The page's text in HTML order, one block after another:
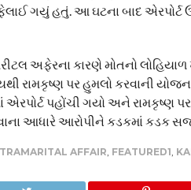
ગયું હતું. આ ઘટના બાદ એરપોર્ટ
અફેરના કારણે મોતનો
રામકૃષ્ણ પર હુમલો કરવાની
એરપોર્ટ પહોંચી ગયો અને
આધારે આરોપીને કડકમાં કડક
AFFAIR, FEATURED1,